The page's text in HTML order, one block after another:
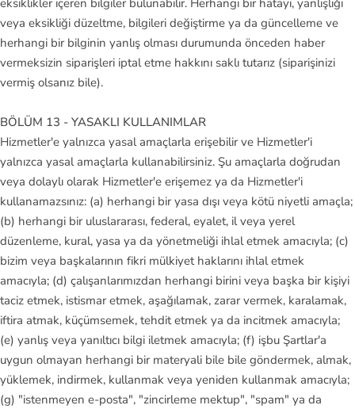
eksiklikler içeren bilgiler bulunabilir. Herhangi bir hatayı, yanlışlığı
veya eksikliği düzeltme, bilgileri değiştirme ya da güncelleme ve
herhangi bir bilginin yanlış olması durumunda önceden haber
vermeksizin siparişleri iptal etme hakkını saklı tutarız (siparişinizi
vermiş olsanız bile).
BÖLÜM 13 - YASAKLI KULLANIMLAR
Hizmetler'e yalnızca yasal amaçlarla erişebilir ve Hizmetler'i
yalnızca yasal amaçlarla kullanabilirsiniz. Şu amaçlarla doğrudan
veya dolaylı olarak Hizmetler'e erişemez ya da Hizmetler'i
kullanamazsınız: (a) herhangi bir yasa dışı veya kötü niyetli amaçla;
(b) herhangi bir uluslararası, federal, eyalet, il veya yerel
düzenleme, kural, yasa ya da yönetmeliği ihlal etmek amacıyla; (c)
bizim veya başkalarının fikri mülkiyet haklarını ihlal etmek
amacıyla; (d) çalışanlarımızdan herhangi birini veya başka bir kişiyi
taciz etmek, istismar etmek, aşağılamak, zarar vermek, karalamak,
iftira atmak, küçümsemek, tehdit etmek ya da incitmek amacıyla;
(e) yanlış veya yanıltıcı bilgi iletmek amacıyla; (f) işbu Şartlar'a
uygun olmayan herhangi bir materyali bile bile göndermek, almak,
yüklemek, indirmek, kullanmak veya yeniden kullanmak amacıyla;
(g) "istenmeyen e-posta", "zincirleme mektup", "spam" ya da